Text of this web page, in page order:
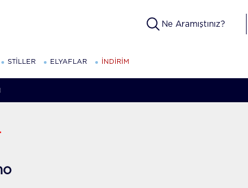
STİLLER ELYAFLAR İNDİRİM